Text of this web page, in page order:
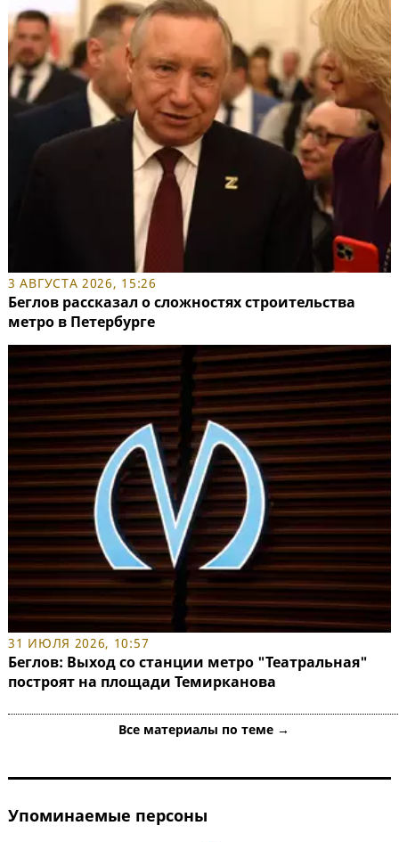
3 АВГУСТА 2026, 15:26
Беглов рассказал о сложностях строительства
метро в Петербурге
31 ИЮЛЯ 2026, 10:57
Беглов: Выход со станции метро "Театральная"
построят на площади Темирканова
Все материалы по теме →
Упоминаемые персоны